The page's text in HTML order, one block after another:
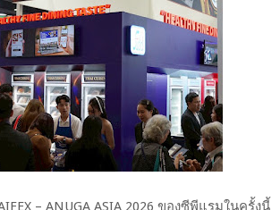
– ANUGA ASIA 2026 ของซีพีแรมในครั้งนี้